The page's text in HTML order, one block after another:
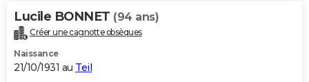
Lucile BONNET (94 ans)
Créer une cagnotte obsèques
Naissance
21/10/1931 au Teil